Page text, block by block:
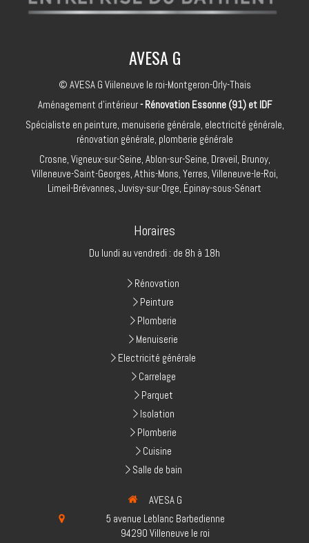
AVESA G
© AVESA G Viileneuve le roi-Montgeron-Orly-Thais
Aménagement d'intérieur- Rénovation Essonne (91) et IDF
Spécialiste en peinture, menuiserie générale, electricité générale,
rénovation générale, plomberie générale
Crosne, Vigneux-sur-Seine, Ablon-sur-Seine, Draveil, Brunoy,
Villeneuve-Saint-Georges, Athis-Mons, Yerres, Villeneuve-le-Roi,
Limeil-Brévannes, Juvisy-sur-Orge, Épinay-sous-Sénart
Horaires
Du lundi au vendredi : de 8h à 18h
Rénovation
Peinture
Plomberie
Menuiserie
Electricité générale
Carrelage
Parquet
Isolation
Plomberie
Cuisine
Salle de bain
AVESA G
5 avenue Leblanc Barbedienne
94290 Villeneuve le roi